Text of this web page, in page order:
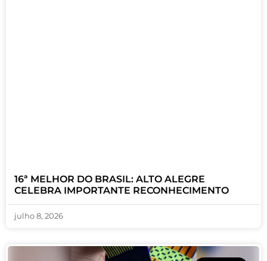
16ª MELHOR DO BRASIL: ALTO ALEGRE
CELEBRA IMPORTANTE RECONHECIMENTO
julho 8, 2026